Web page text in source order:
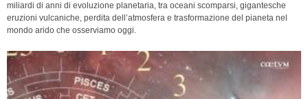
miliardi di anni di evoluzione planetaria, tra oceani scomparsi, gigantesche
eruzioni vulcaniche, perdita dell’atmosfera e trasformazione del pianeta nel
mondo arido che osserviamo oggi.